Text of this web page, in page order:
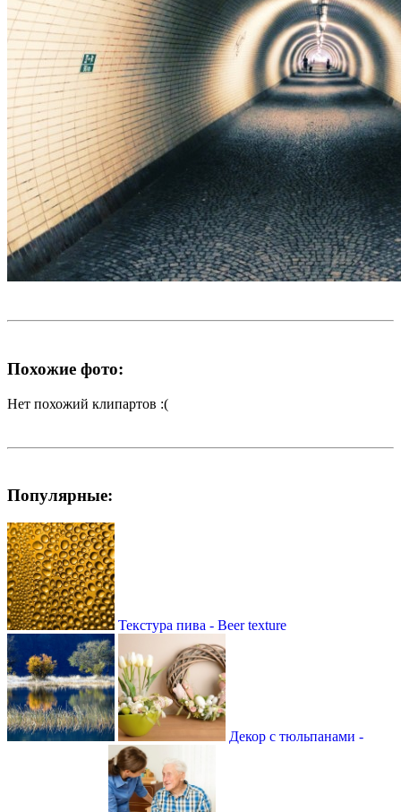
Похожие фото:
Нет похожий клипартов :(
Популярные:
Текстура пива - Вeer texture
Декор с тюльпанами -